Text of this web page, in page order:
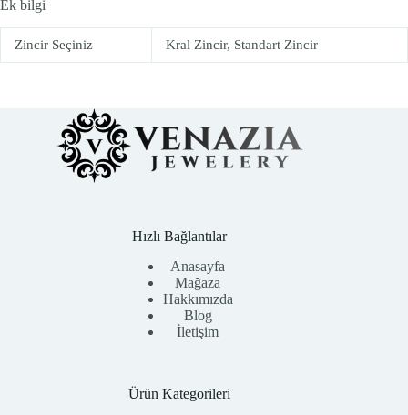
Ek bilgi
Zincir Seçiniz Kral Zincir, Standart Zincir
Hızlı Bağlantılar
Anasayfa
Mağaza
Hakkımızda
Blog
İletişim
Ürün Kategorileri